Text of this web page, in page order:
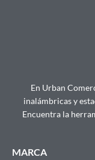
En Urban
inalámbricas y
Encuentra la
MARCA